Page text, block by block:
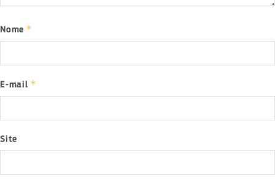
Nome *
E-mail *
Site